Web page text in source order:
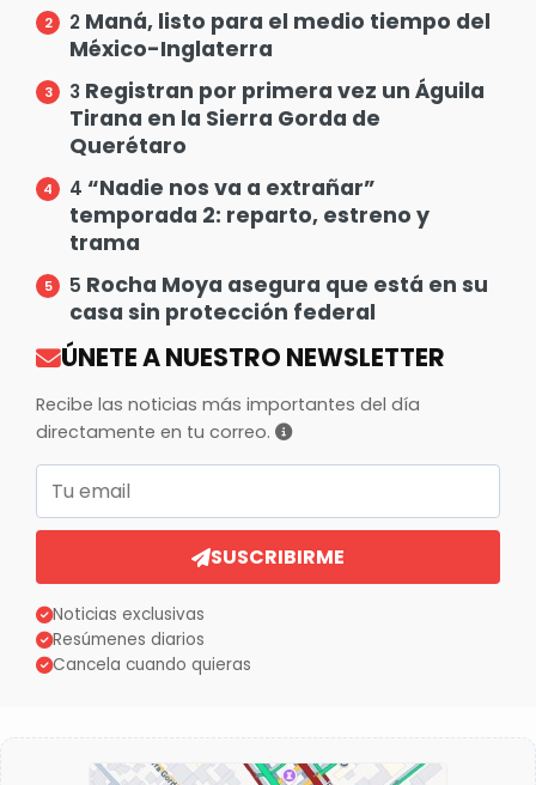
2 Maná, listo para el medio tiempo del
México-Inglaterra
3 Registran por primera vez un Águila
Tirana en la Sierra Gorda de
Querétaro
4 “Nadie nos va a extrañar”
temporada 2: reparto, estreno y
trama
5 Rocha Moya asegura que está en su
casa sin protección federal
ÚNETE A NUESTRO NEWSLETTER
Recibe las noticias más importantes del día
directamente en tu correo.
Correo electrónico
SUSCRIBIRME
Noticias exclusivas
Resúmenes diarios
Cancela cuando quieras